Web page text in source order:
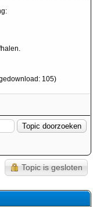
105)
Topic is gesloten